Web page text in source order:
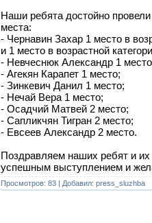
Наши ребята достойно
места:
- Чернавин Захар 1 место в
и 1 место в возрастной
- Невчеснюк Александр 1
- Агекян Карапет 1 место;
- Зинкевич Данил 1 место;
- Нечай Вера 1 место;
- Осадчий Матвей 2 место;
- Сапликчян Тигран 2 место;
- Евсеев Александр 2 место.
Поздравляем наших ребят и их
успешным выступлением и
Просмотров: 83 | Добавил: press_sluzhba